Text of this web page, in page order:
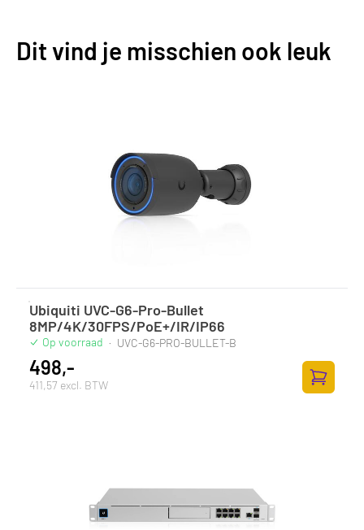
Dit vind je misschien ook leuk
Ubiquiti UVC-G6-Pro-Bullet
8MP/4K/30FPS/PoE+/IR/IP66
Op voorraad · UVC-G6-PRO-BULLET-B
498,-
411,57 excl. BTW